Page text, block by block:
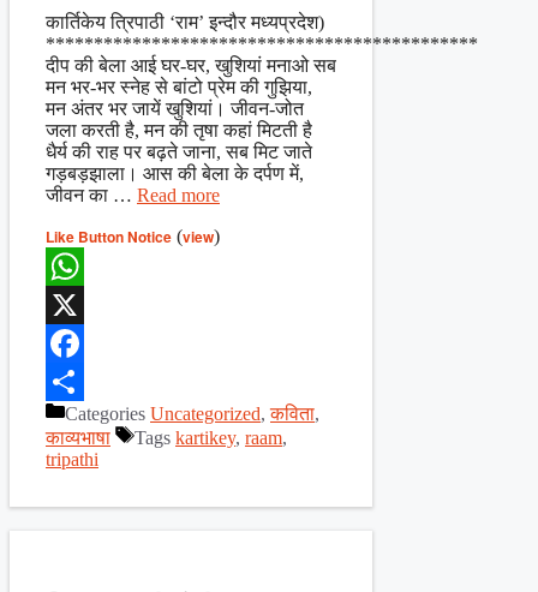
Share
कार्तिकेय त्रिपाठी ‘राम’ इन्दौर मध्यप्रदेश)
*********************************************
दीप की बेला आई घर-घर, खुशियां मनाओ सब
मन भर-भर स्नेह से बांटो प्रेम की गुझिया,
मन अंतर भर जायें खुशियां। जीवन-जोत
जला करती है, मन की तृषा कहां मिटती है
धैर्य की राह पर बढ़ते जाना, सब मिट जाते
गड़बड़झाला। आस की बेला के दर्पण में,
जीवन का … Read more
Like Button Notice (view)
WhatsApp
X
Facebook
ShareCategories Uncategorized,कविता,
काव्यभाषा
Tags kartikey, raam,
tripathi